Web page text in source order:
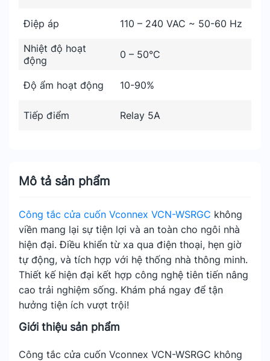
Mô tả sản phẩm
Công tắc cửa cuốn Vconnex VCN-WSRGC không
viền mang lại sự tiện lợi và an toàn cho ngôi nhà
hiện đại. Điều khiển từ xa qua điện thoại, hẹn giờ
tự động, và tích hợp với hệ thống nhà thông minh.
Thiết kế hiện đại kết hợp công nghệ tiên tiến nâng
cao trải nghiệm sống. Khám phá ngay để tận
hưởng tiện ích vượt trội!
Giới thiệu sản phẩm
Công tắc cửa cuốn Vconnex VCN-WSRGC không
Điệp áp 110 – 240 VAC ~ 50-60 Hz
Nhiệt độ hoạt
động
0 – 50°C
Độ ẩm hoạt động 10-90%
Tiếp điểm Relay 5A